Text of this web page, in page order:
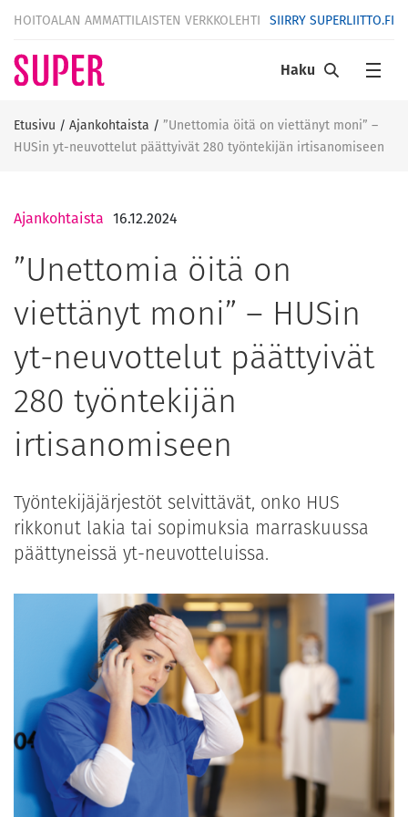
HOITOALAN AMMATTILAISTEN VERKKOLEHTI SIIRRY SUPERLIITTO.FI
Haku
Etusivu / Ajankohtaista / ”Unettomia öitä on viettänyt moni” –
HUSin yt-neuvottelut päättyivät 280 työntekijän irtisanomiseen
Ajankohtaista 16.12.2024
”Unettomia öitä on
viettänyt moni” – HUSin
yt-neuvottelut päättyivät
280 työntekijän
irtisanomiseen
Työntekijäjärjestöt selvittävät, onko HUS
rikkonut lakia tai sopimuksia marraskuussa
päättyneissä yt-neuvotteluissa.